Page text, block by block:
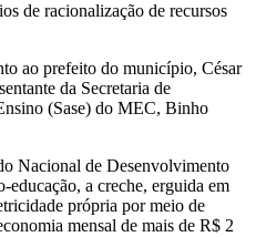
de racionalização de recursos
ao prefeito do município, César
da Secretaria de
(Sase) do MEC, Binho
Nacional de Desenvolvimento
a creche, erguida em
própria por meio de
mensal de mais de R$ 2